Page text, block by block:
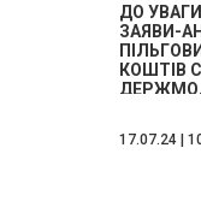
17.07.24 |
ДО
ЗАЯВИ-
КОШТІВ